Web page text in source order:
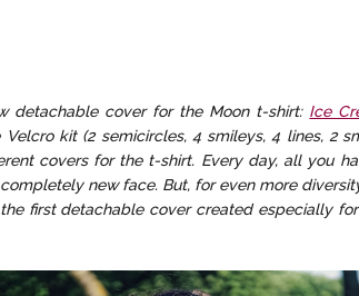
detachable cover for the Moon t-shirt: Ice
Velcro kit (2 semicircles, 4 smileys, 4 lines, 2
covers for the t-shirt. Every day, all you
new face. But, for even more
first detachable cover created especially